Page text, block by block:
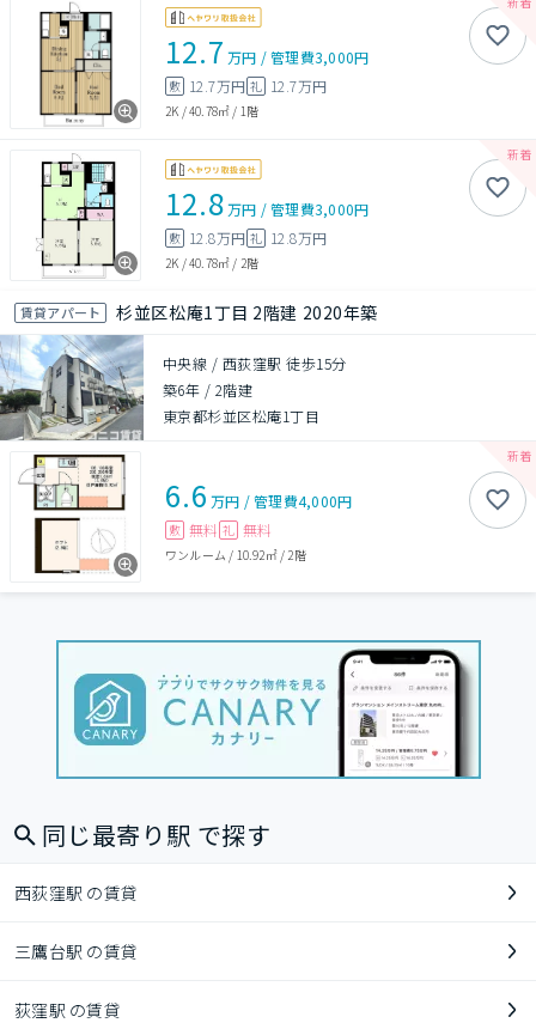
12.7 万円 /管理費3,000円
敷 12.7万円 礼 12.7万円
2K /40.78㎡ / 1階
12.8万円 /管理費3,000円
敷 12.8万円 礼 12.8万円
2K /40.78㎡ / 2階
賃貸アパート 杉並区松庵1丁目 2階建 2020年築
中央線 / 西荻窪駅 徒歩15分
築6年 / 2階建
東京都杉並区松庵1丁目
6.6 万円 /管理費4,000円
敷 無料 礼 無料
ワンルーム / 10.92㎡/ 2階
同じ最寄り駅 で探す
西荻窪駅 の賃貸
三鷹台駅 の賃貸
荻窪駅 の賃貸